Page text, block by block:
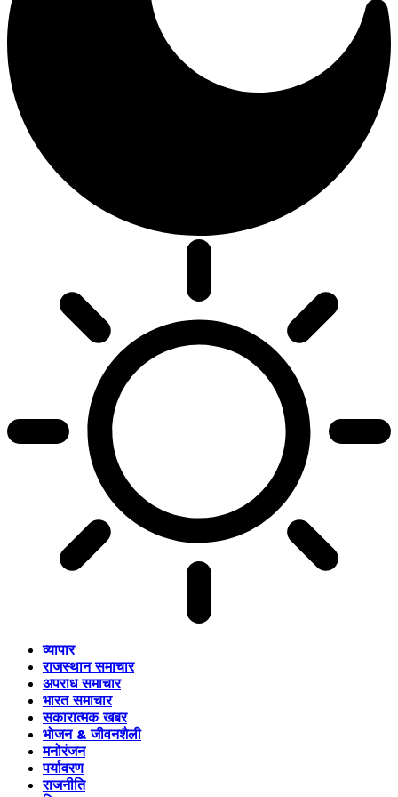
व्यापार
राजस्थान समाचार
अपराध समाचार
भारत समाचार
सकारात्मक खबर
भोजन & जीवनशैली
मनोरंजन
पर्यावरण
राजनीति